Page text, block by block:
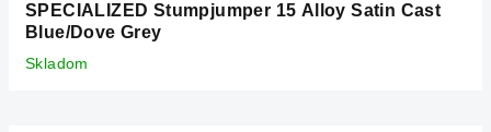
SPECIALIZED Stumpjumper 15 Alloy Satin Cast
Blue/Dove Grey
Skladom